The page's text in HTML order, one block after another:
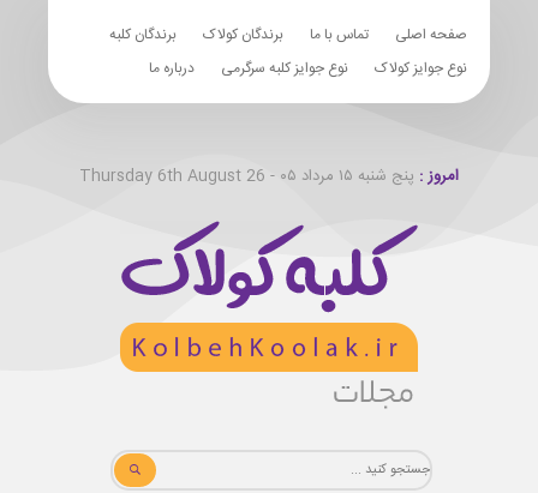
صفحه اصلی تماس با ما برندگان کولاک
برندگان کلبه
نوع جوایز کولاک
نوع جوایز کلبه سرگرمی درباره ما
امروز : پنج شنبه ۱۵ مرداد ۰۵ - Thursday 6th August 26